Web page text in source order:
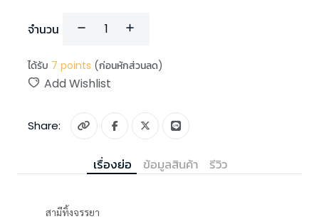
จำนวน
ได้รับ 7 points (ก่อนหักส่วนลด)
Add Wishlist
Share:
เรื่องย่อ ข้อมูลสินค้า รีวิว
สามีทิ้งจรรยา